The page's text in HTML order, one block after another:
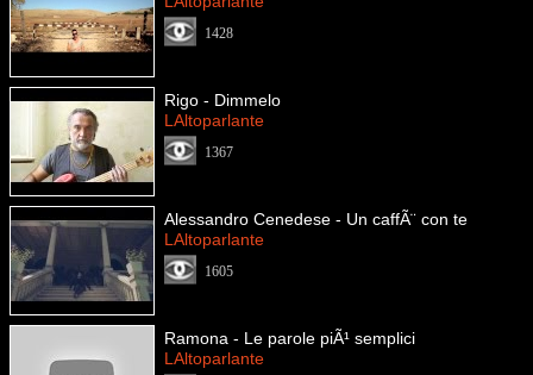
1428
Rigo - Dimmelo
LAltoparlante
1367
Alessandro Cenedese - Un caffÃ¨ con te
LAltoparlante
1605
Ramona - Le parole piÃ¹ semplici
LAltoparlante